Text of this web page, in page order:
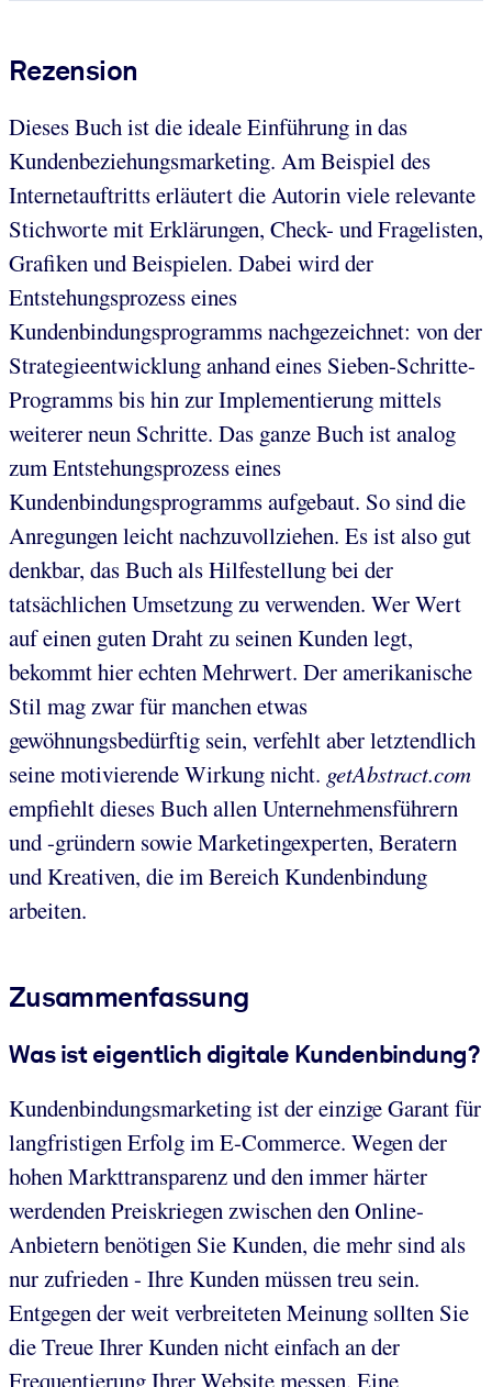
Rezension
Dieses Buch ist die ideale Einführung in das
Kundenbeziehungsmarketing. Am Beispiel des
Internetauftritts erläutert die Autorin viele relevante
Stichworte mit Erklärungen, Check- und Fragelisten,
Grafiken und Beispielen. Dabei wird der
Entstehungsprozess eines
Kundenbindungsprogramms nachgezeichnet: von der
Strategieentwicklung anhand eines Sieben-Schritte-
Programms bis hin zur Implementierung mittels
weiterer neun Schritte. Das ganze Buch ist analog
zum Entstehungsprozess eines
Kundenbindungsprogramms aufgebaut. So sind die
Anregungen leicht nachzuvollziehen. Es ist also gut
denkbar, das Buch als Hilfestellung bei der
tatsächlichen Umsetzung zu verwenden. Wer Wert
auf einen guten Draht zu seinen Kunden legt,
bekommt hier echten Mehrwert. Der amerikanische
Stil mag zwar für manchen etwas
gewöhnungsbedürftig sein, verfehlt aber letztendlich
seine motivierende Wirkung nicht. getAbstract.com
empfiehlt dieses Buch allen Unternehmensführern
und -gründern sowie Marketingexperten, Beratern
und Kreativen, die im Bereich Kundenbindung
arbeiten.
Zusammenfassung
Was ist eigentlich digitale Kundenbindung?
Kundenbindungsmarketing ist der einzige Garant für
langfristigen Erfolg im E-Commerce. Wegen der
hohen Markttransparenz und den immer härter
werdenden Preiskriegen zwischen den Online-
Anbietern benötigen Sie Kunden, die mehr sind als
nur zufrieden - Ihre Kunden müssen treu sein.
Entgegen der weit verbreiteten Meinung sollten Sie
die Treue Ihrer Kunden nicht einfach an der
Frequentierung Ihrer Website messen. Eine